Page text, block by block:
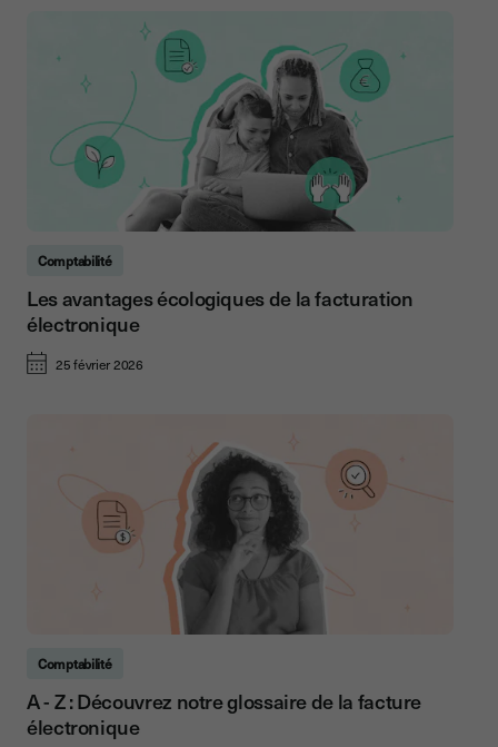
Comptabilité
Les avantages écologiques de la facturation
électronique
25 février 2026
Comptabilité
A - Z : Découvrez notre glossaire de la facture
électronique